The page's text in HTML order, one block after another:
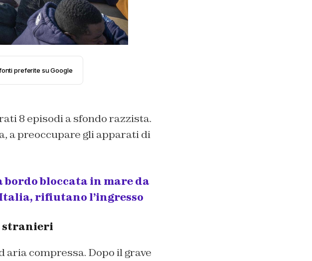
preferite su Google
8 episodi a sfondo razzista.
a preoccupare gli apparati di
bordo bloccata in mare da
rifiutano l’ingresso
stranieri
compressa. Dopo il grave